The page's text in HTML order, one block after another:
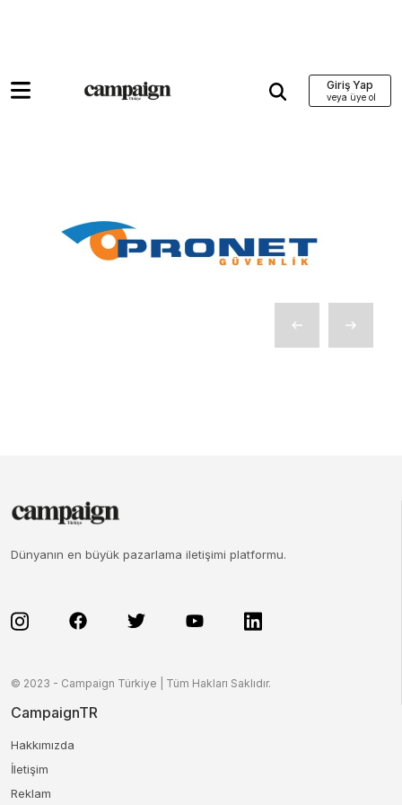
Giriş Yap
Dünyanın en büyük pazarlama iletişimi platformu.
© 2023 - Campaign Türkiye | Tüm Hakları Saklıdır.
CampaignTR
Hakkımızda
İletişim
Reklam